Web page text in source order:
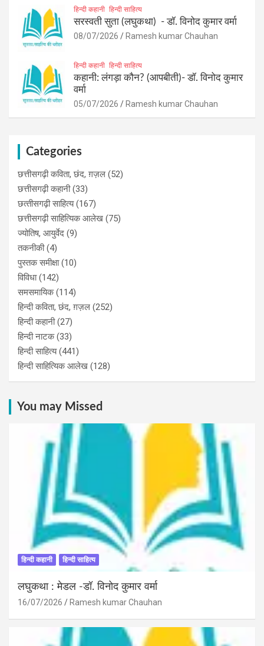
हिन्दी कहानी हिन्दी साहित्य
सरस्वती सुता (लघुकथा) ​- डॉ. विनोद कुमार वर्मा
08/07/2026 Ramesh kumar Chauhan
हिन्दी कहानी हिन्दी साहित्य
कहानी: लंगड़ा कौन? (आपबीती)​- डॉ. विनोद कुमार
वर्मा
05/07/2026 Ramesh kumar Chauhan
Categories
छत्तीसगढ़ी कविता, छंद, ग़ज़ल (52)
छत्तीसगढ़ी कहानी(33)
छत्‍तीसगढ़ी साहित्‍य(167)
छत्तीसगढ़ी साहित्यिक आलेख (75)
ज्योतिष, आयुर्वेद (9)
तकनीकी(4)
पुस्‍तक समीक्षा(10)
विविधा(142)
समसमायिक(114)
हिन्दी कविता, छंद, ग़ज़ल (252)
हिन्दी कहानी(27)
हिन्‍दी नाटक(33)
हिन्दी साहित्य(441)
हिन्दी साहित्यिक आलेख (128)
You may Missed
हिन्दी कहानी हिन्दी साहित्य
लघुकथा : मेडल -डॉ. विनोद कुमार वर्मा
16/07/2026 Ramesh kumar Chauhan